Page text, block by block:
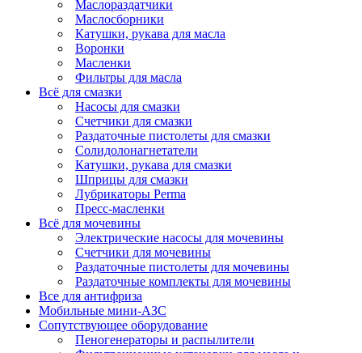
Маслораздатчики
Маслосборники
Катушки, рукава для масла
Воронки
Масленки
Фильтры для масла
Всё для смазки
Насосы для смазки
Счетчики для смазки
Раздаточные пистолеты для смазки
Солидолонагнетатели
Катушки, рукава для смазки
Шприцы для смазки
Лубрикаторы Perma
Пресс-масленки
Всё для мочевины
Электрические насосы для мочевины
Счетчики для мочевины
Раздаточные пистолеты для мочевины
Раздаточные комплекты для мочевины
Все для антифриза
Мобильные мини-АЗС
Сопутствующее оборудование
Пеногенераторы и распылители